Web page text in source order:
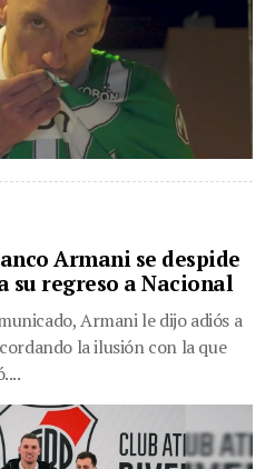
Armani se despide
su regreso a Nacional
Armani le dijo adiós a
la ilusión con la que